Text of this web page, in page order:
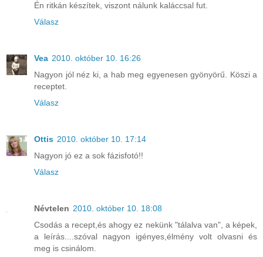
Én ritkán készítek, viszont nálunk kaláccsal fut.
Válasz
Vea 2010. október 10. 16:26
Nagyon jól néz ki, a hab meg egyenesen gyönyörű. Köszi a
receptet.
Válasz
Ottis 2010. október 10. 17:14
Nagyon jó ez a sok fázisfotó!!
Válasz
Névtelen 2010. október 10. 18:08
Csodás a recept,és ahogy ez nekünk "tálalva van", a képek,
a leírás....szóval nagyon igényes,élmény volt olvasni és
meg is csinálom.